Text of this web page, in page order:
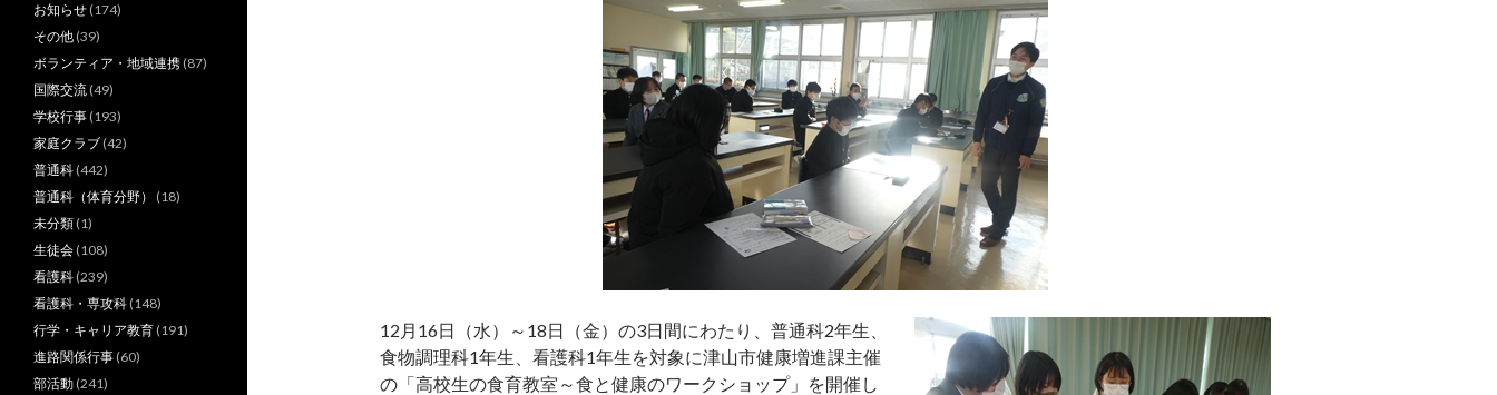
12月16日（水）～18日（金）の3日間にわたり、普通科2年生、
食物調理科1年生、看護科1年生を対象に津山市健康増進課主催
の「高校生の食育教室～食と健康のワークショップ」を開催し
お知らせ (174)
その他 (39)
ボランティア・地域連携 (87)
国際交流 (49)
学校行事 (193)
家庭クラブ (42)
普通科 (442)
普通科（体育分野）
(18)
未分類 (1)
生徒会 (108)
看護科 (239)
看護科・専攻科 (148)
行学・キャリア教育 (191)
進路関係行事 (60)
部活動 (241)